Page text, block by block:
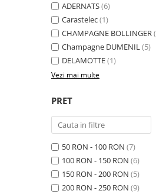
ADERNATS(6)
Carastelec(1)
CHAMPAGNE BOLLINGER
Champagne DUMENIL(5)
DELAMOTTE(1)
Vezi mai multe
PRET
50 RON - 100 RON (7)
100 RON - 150 RON (6)
150 RON - 200 RON (5)
200 RON - 250 RON (9)